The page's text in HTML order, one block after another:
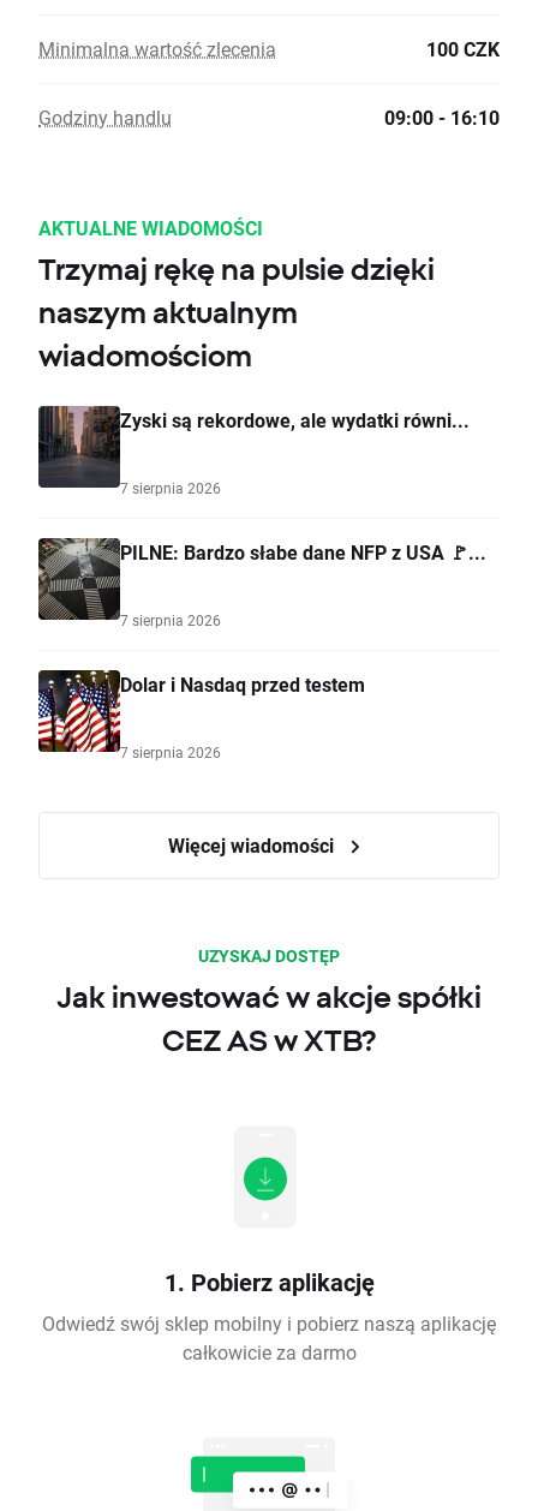
Minimalna wartość zlecenia 100 CZK
Godziny handlu 09:00 - 16:10
AKTUALNE WIADOMOŚCI
Trzymaj rękę na pulsie dzięki
naszym aktualnym
wiadomościom
Zyski są rekordowe, ale wydatki równi...
7 sierpnia 2026
PILNE: Bardzo słabe dane NFP z USA 🚩...
7 sierpnia 2026
Dolar i Nasdaq przed testem
7 sierpnia 2026
Więcej wiadomości
UZYSKAJ DOSTĘP
Jak inwestować w akcje spółki
CEZ AS w XTB?
1. Pobierz aplikację
Odwiedź swój sklep mobilny i pobierz naszą aplikację
całkowicie za darmo